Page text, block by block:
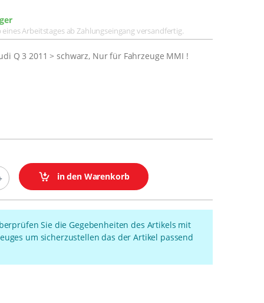
Arbeitstages ab Zahlungseingang versandfertig.
Q 3 2011 > schwarz, Nur für Fahrzeuge MMI !
in den Warenkorb
Sie die Gegebenheiten des Artikels mit
um sicherzustellen das der Artikel passend